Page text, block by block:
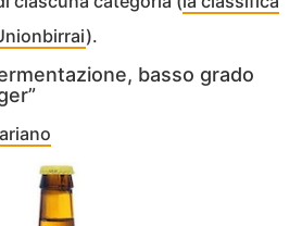
).
basso grado